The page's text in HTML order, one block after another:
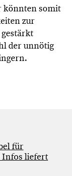
könnten somit
zur
der unnötig
für
Infos liefert